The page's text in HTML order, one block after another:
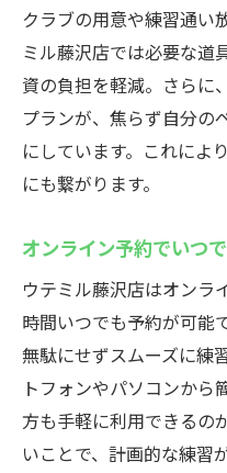
クラブの用意や練習通い
ミル藤沢店では必要な道
資の負担を軽減。さらに
プランが、焦らず自分の
にしています。これによ
にも繋がります。
オンライン予約でいつ
ウテミル藤沢店はオンラ
時間いつでも予約が可能
無駄にせずスムーズに練
トフォンやパソコンから
方も手軽に利用できるの
いことで、計画的な練習